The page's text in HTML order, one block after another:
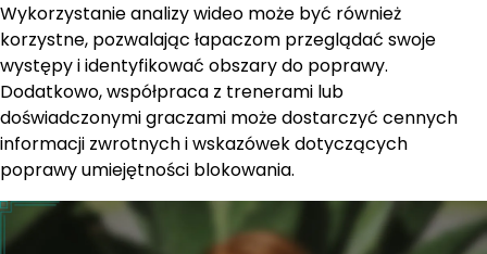
Wykorzystanie analizy wideo może być również
korzystne, pozwalając łapaczom przeglądać swoje
występy i identyfikować obszary do poprawy.
Dodatkowo, współpraca z trenerami lub
doświadczonymi graczami może dostarczyć cennych
informacji zwrotnych i wskazówek dotyczących
poprawy umiejętności blokowania.